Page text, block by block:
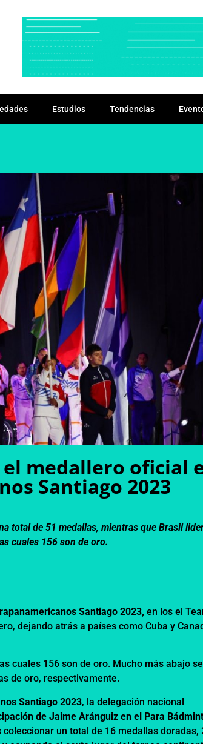
Estudios Tendencias
medallero oficial
Santiago 2023
total de 51 medallas, mientras que Brasil
cuales 156 son de oro.
Santiago 2023,en los el
dejando atrás a países como Cuba y
cuales 156 son de oro. Mucho más abajo se
de oro, respectivamente.
Santiago 2023, la delegación nacional
de Jaime Aránguiz en el Para
un total de 16 medallas doradas,